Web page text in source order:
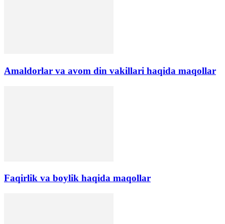
Amaldorlar va avom din vakillari haqida maqollar
Faqirlik va boylik haqida maqollar